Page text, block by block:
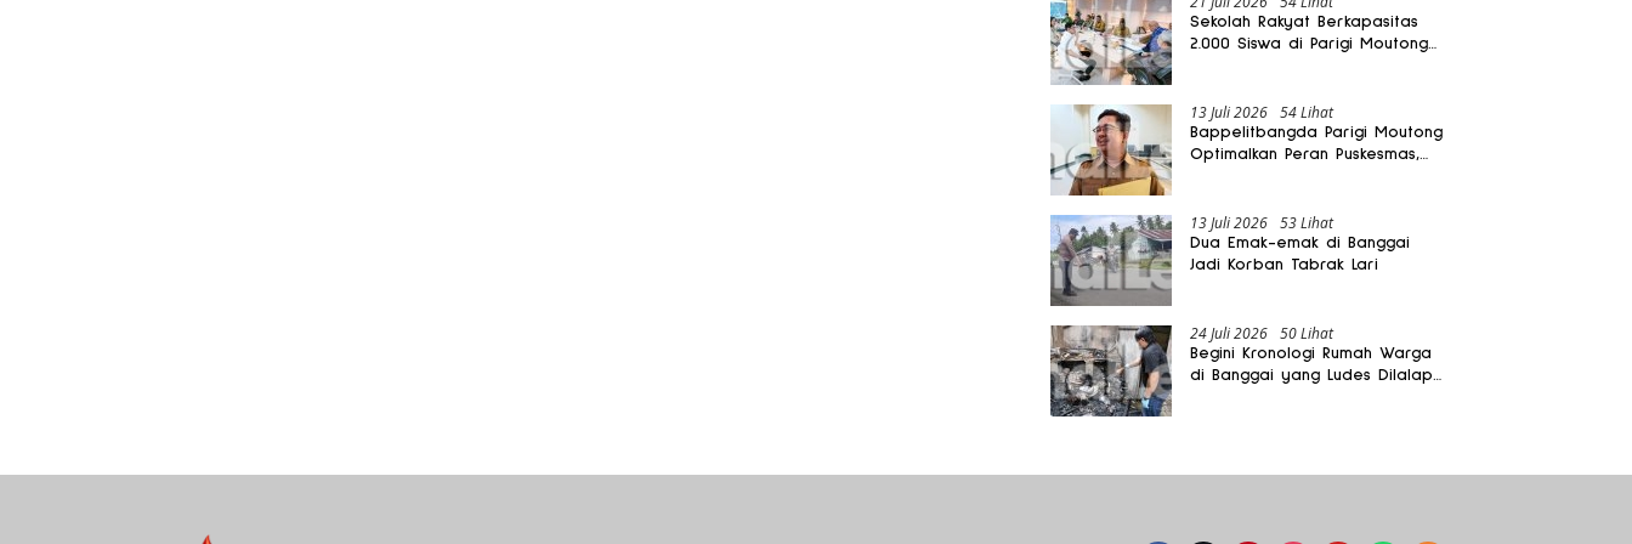
Sekolah Rakyat Berkapasitas
2.000 Siswa di Parigi Moutong
13 Juli 2026 54 Lihat
Bappelitbangda Parigi Moutong
Optimalkan Peran Puskesmas,
13 Juli 2026 53 Lihat
Dua Emak-emak di Banggai
Jadi Korban Tabrak Lari
24 Juli 2026 50 Lihat
Begini Kronologi Rumah Warga
di Banggai yang Ludes Dilalap